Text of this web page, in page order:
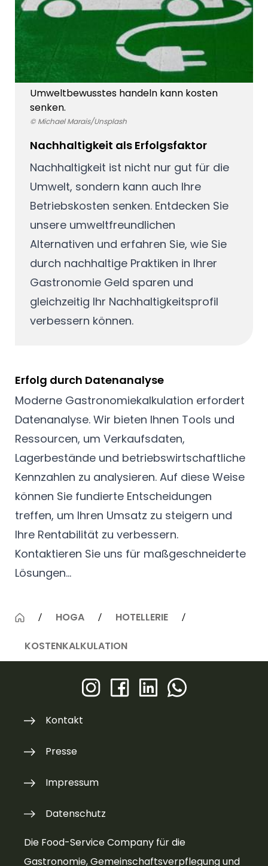
Umweltbewusstes handeln kann kosten
senken.
© Michael Marais/Unsplash
Nachhaltigkeit als Erfolgsfaktor
Nachhaltigkeit ist nicht nur gut für die
Umwelt, sondern kann auch Ihre
Betriebskosten senken. Entdecken Sie
unsere umweltfreundlichen
Alternativen und erfahren Sie, wie Sie
durch nachhaltige Praktiken in Ihrer
Gastronomie Geld sparen und
gleichzeitig Ihr Nachhaltigkeitsprofil
verbessern können.
Erfolg durch Datenanalyse
Moderne Gastronomiekalkulation erfordert
Datenanalyse. Wir bieten Ihnen Tools und
Ressourcen, um Verkaufsdaten,
Lagerbestände und betriebswirtschaftliche
Kennzahlen zu analysieren. Auf diese Weise
können Sie fundierte Entscheidungen
treffen, um Ihren Umsatz zu steigern und
Ihre Rentabilität zu verbessern.
Kontaktieren Sie uns für maßgeschneiderte
Lösungen...
HOGA HOTELLERIE
KOSTENKALKULATION
Die Food-Service Company für die
Gastronomie, Gemeinschaftsverpflegung und
Kontakt
Presse
Impressum
Datenschutz